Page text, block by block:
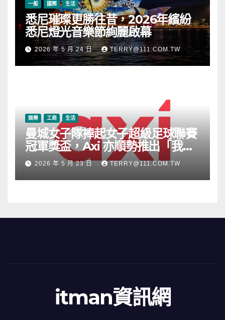
一般 國際 生活
悉尼璀璨更勝往昔，2026年繽紛
悉尼燈光音樂節絢麗啟幕
2026 年 5 月 24 日 TERRY@111.COM.TW
娛樂 工商 生活
曼城女子隊捧起女子超級足球聯賽
冠軍獎盃，Axi 亦順勢推出「我的
根源」宣傳活動
2026 年 5 月 23 日 TERRY@111.COM.TW
itman資訊網